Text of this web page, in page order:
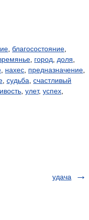
благосостояние
город доля
нахес предназначение
судьба счастливый
улет, успех
удача